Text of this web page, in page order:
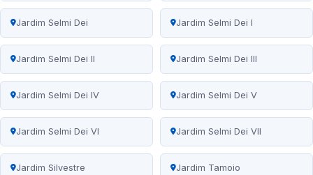
Jardim Selmi Dei Jardim Selmi Dei I
Jardim Selmi Dei II Jardim Selmi Dei III
Jardim Selmi Dei IV Jardim Selmi Dei V
Jardim Selmi Dei VI Jardim Selmi Dei VII
Jardim Silvestre Jardim Tamoio